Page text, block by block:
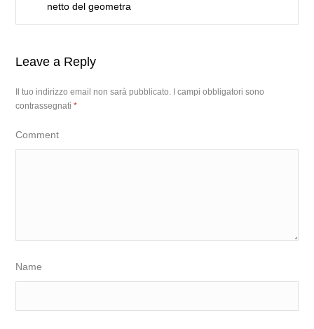
netto del geometra
Leave a Reply
Il tuo indirizzo email non sarà pubblicato.
I campi obbligatori sono
contrassegnati*
Comment
Name